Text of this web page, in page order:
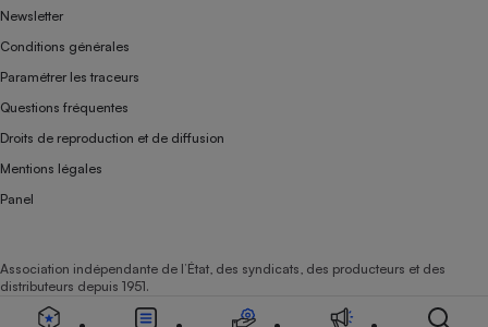
Newsletter
Conditions générales
Paramétrer les traceurs
Questions fréquentes
Droits de reproduction et de diffusion
Mentions légales
Panel
Association indépendante de l’État, des syndicats, des producteurs et des
distributeurs depuis 1951.